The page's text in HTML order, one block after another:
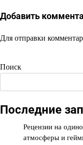
Добавить
Для отправки
Поиск
Последние
Рецензии на
атмосферы и